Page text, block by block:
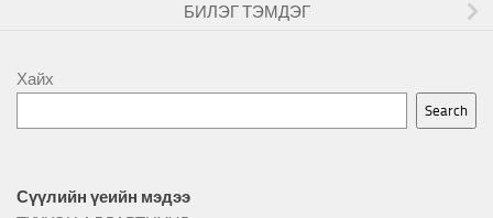
БИЛЭГ ТЭМДЭГ
Хайх
Search
Сүүлийн үеийн мэдээ